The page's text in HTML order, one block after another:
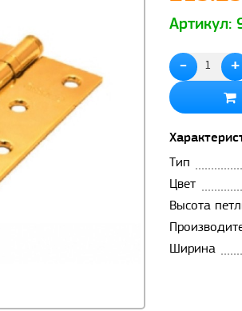
Артикул:
- +
Тип
Цвет
Высота
Ширина